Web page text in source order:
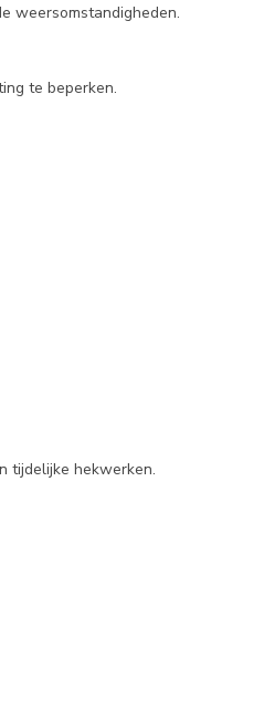
weersomstandigheden.
te beperken.
tijdelijke hekwerken.